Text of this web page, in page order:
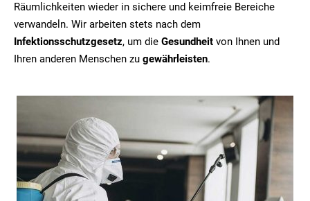
Räumlichkeiten wieder in sichere und keimfreie Bereiche
verwandeln. Wir arbeiten stets nach dem
Infektionsschutzgesetz, um die Gesundheit von Ihnen und
Ihren anderen Menschen zu gewährleisten.